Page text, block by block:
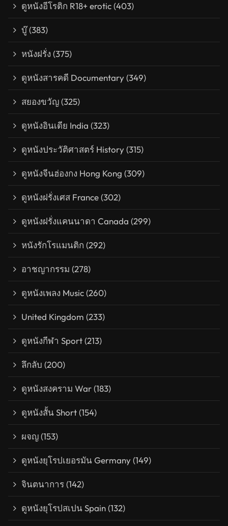
ดูหนังอีโรติก R18+ erotic(403)
บู๊(383)
หนังฝรั่ง (375)
ดูหนังสารคดี Documentary(349)
สยองขวัญ(325)
ดูหนังอินเดีย India (323)
ดูหนังประวัติศาสตร์ History(315)
ดูหนังจีนฮ่องกง Hong Kong (309)
ดูหนังฝรั่งเศส France(302)
ดูหนังฝรั่งแคนนาดา Canada (299)
หนังรักโรแมนติก (292)
อาชญากรรม (278)
ดูหนังเพลง Music(260)
United Kingdom (233)
ดูหนังกีฬา Sport(213)
ลึกลับ (200)
ดูหนังสงคราม War(183)
ดูหนังสั้น Short(154)
ผจญ(153)
ดูหนังยุโรปเยอรมัน Germany(149)
จินตนาการ(142)
ดูหนังยุโรปสเปน Spain(132)